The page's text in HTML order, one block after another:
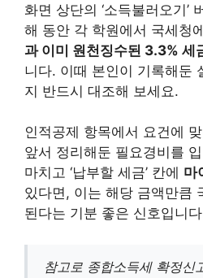
화면 상단의 ‘소득불러오기’
해 동안 각 학원에서 국세청
과 이미 원천징수된 3.3% 세
니다. 이때 본인이 기록해둔
지 반드시 대조해 보세요.
인적공제 항목에서 요건에
앞서 정리해둔 필요경비를
마치고 ‘납부할 세금’ 칸에 마
있다면, 이는 해당 금액만큼
된다는 기분 좋은 신호입니
참고로 종합소득세 확정신